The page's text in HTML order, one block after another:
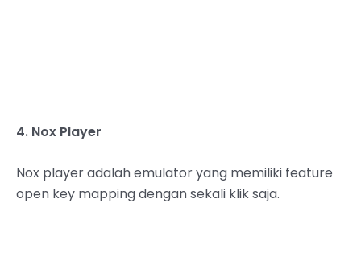
4. Nox Player
Nox player adalah emulator yang memiliki feature
open key mapping dengan sekali klik saja.